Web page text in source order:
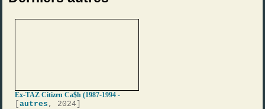
Ex-TAZ Citizen Ca$h (1987-1994 -
[autres , 2024]